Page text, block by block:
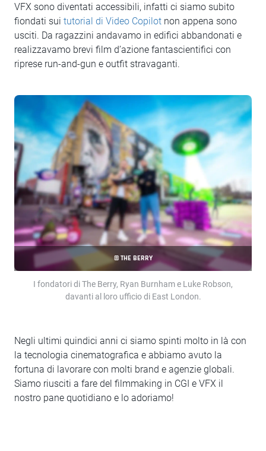
VFX sono diventati accessibili, infatti ci siamo subito
fiondati sui tutorial di Video Copilot non appena sono
usciti. Da ragazzini andavamo in edifici abbandonati e
realizzavamo brevi film d’azione fantascientifici con
riprese run-and-gun e outfit stravaganti.
© THE BERRY
I fondatori di The Berry, Ryan Burnham e Luke Robson,
davanti al loro ufficio di East London.
Negli ultimi quindici anni ci siamo spinti molto in là con
la tecnologia cinematografica e abbiamo avuto la
fortuna di lavorare con molti brand e agenzie globali.
Siamo riusciti a fare del filmmaking in CGI e VFX il
nostro pane quotidiano e lo adoriamo!